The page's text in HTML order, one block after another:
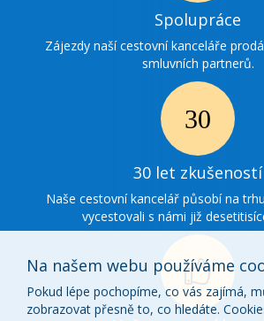
Ikonka
Spolupráce
Zájezdy naší cestovní kanceláře
smluvních partnerů.
30
30 let zkušeností
Naše cestovní kancelář působí na
vycestovali s námi již
Na našem webu používáme
Pokud lépe pochopíme, co vás zajímá,
zobrazovat přesně to, co hledáte.